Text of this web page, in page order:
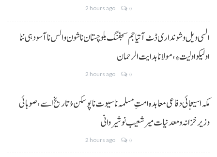
2 hours ago 0
السی ویل و شونداری ڈٹ آتیا جم سجفنگ بلوچستان نا شون و الس نا آسودہی ننا
اولیکو اولیت ءِ،مولانا ہدایت الرحمان
2 hours ago 0
مکہ اسیجائی دفاعی معاہدہ امتِ مسلمہ نا سیوت نا پوسکن ءُ تاریخ اسے، صوبائی
وزیر خزانہ و معدنیات میر شعیب نوشیروانی
2 hours ago 0